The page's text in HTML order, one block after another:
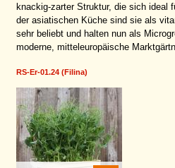
knackig-zarter Struktur, die sich ideal
der asiatischen Küche sind sie als
sehr beliebt und halten nun als
moderne, mitteleuropäische
RS-Er-01.24 (Filina)